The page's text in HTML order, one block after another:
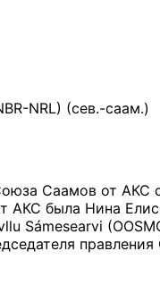
NRL) (сев.-саам.)
Саамов от АКС
была Нина
Sámesearvi